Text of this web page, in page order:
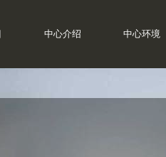
中心介绍 中心环境